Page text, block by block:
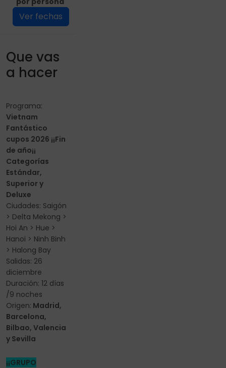
Ver fechas
Que vas
a hacer
Programa:
Vietnam
Fantástico
cupos 2026 ¡¡Fin
de año¡¡
Categorías
Estándar,
Superior y
Deluxe
Ciudades: Saigón
> Delta Mekong >
Hoi An > Hue >
Hanoi > Ninh Binh
> Halong Bay
Salidas: 26
diciembre
Duración: 12 días
/9 noches
Origen: Madrid,
Barcelona,
Bilbao, Valencia
y Sevilla
¡¡GRUPO